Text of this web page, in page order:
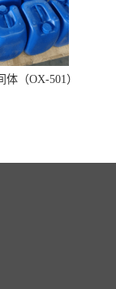
（OX-501）